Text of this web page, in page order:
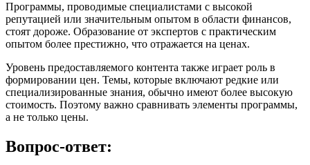
Программы, проводимые специалистами с высокой
репутацией или значительным опытом в области финансов,
стоят дороже. Образование от экспертов с практическим
опытом более престижно, что отражается на ценах.
Уровень предоставляемого контента также играет роль в
формировании цен. Темы, которые включают редкие или
специализированные знания, обычно имеют более высокую
стоимость. Поэтому важно сравнивать элементы программы,
а не только цены.
Вопрос-ответ: